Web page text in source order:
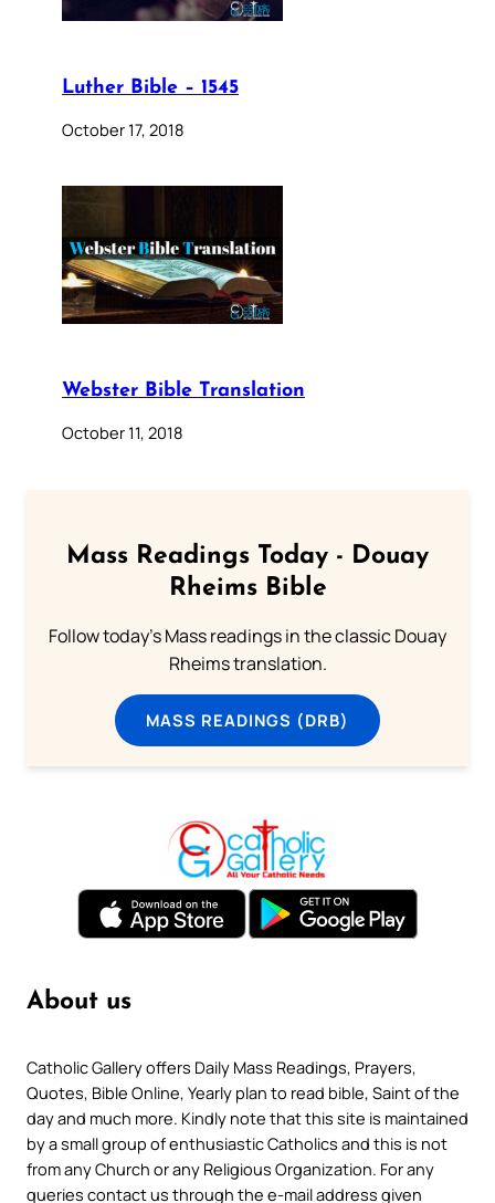
Luther Bible – 1545
October 17, 2018
Webster Bible Translation
October 11, 2018
Mass Readings Today - Douay
Rheims Bible
Follow today's Mass readings in the classic Douay
Rheims translation.
MASS READINGS (DRB)
About us
Catholic Gallery offers Daily Mass Readings, Prayers,
Quotes, Bible Online, Yearly plan to read bible, Saint of the
day and much more. Kindly note that this site is maintained
by a small group of enthusiastic Catholics and this is not
from any Church or any Religious Organization. For any
queries contact us through the e-mail address given